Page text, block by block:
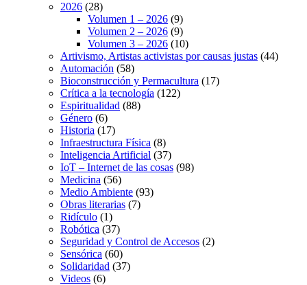
2026 (28)
Volumen 1 – 2026 (9)
Volumen 2 – 2026 (9)
Volumen 3 – 2026 (10)
Artivismo, Artistas activistas por causas justas (44)
Automación (58)
Bioconstrucción y Permacultura (17)
Crítica a la tecnología (122)
Espiritualidad (88)
Género (6)
Historia (17)
Infraestructura Física (8)
Inteligencia Artificial (37)
IoT – Internet de las cosas (98)
Medicina (56)
Medio Ambiente (93)
Obras literarias (7)
Ridículo (1)
Robótica (37)
Seguridad y Control de Accesos (2)
Sensórica (60)
Solidaridad (37)
Videos (6)